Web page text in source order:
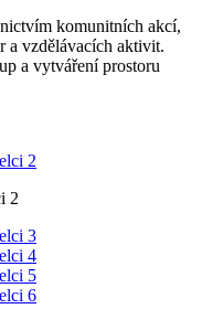
komunitních akcí,
a vzdělávacích aktivit.
a vytváření prostoru
2